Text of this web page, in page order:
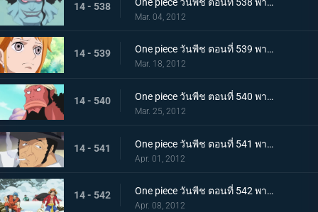
14 - 538
Mar. 04, 2012
14 - 539 One piece วันพีช ตอนที่ 539 พากย์ไทย หวนรำลึกชะตากรรม! นามิ กับ โจรสลัดมนุษย์เงือก!
Mar. 18, 2012
14 - 540 One piece วันพีช ตอนที่ 540 พากย์ไทย วีรบุรุษผู้ปลดปล่อยทาส ไทเกอร์นักผจญภัย
Mar. 25, 2012
14 - 541 One piece วันพีช ตอนที่ 541 พากย์ไทย คิซารุออกโรง! กับดักล่อไทเกอร์!
Apr. 01, 2012
14 - 542 One piece วันพีช ตอนที่ 542 พากย์ไทย ตอนพิเศษ! ลูฟี่และโทริโกะ! การพบกันอีกครั้ง โทริโกะ ลูฟี่! ออกค้นหาผลทะเลกัน!
Apr. 08, 2012